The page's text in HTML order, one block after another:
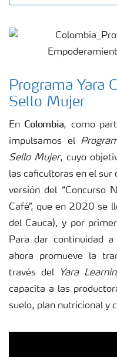
Programa Yara
Sello Mujer
En Colombia, como
impulsamos el
Sello Mujer, cuyo
las caficultoras en el sur
versión del “Concurso
Café”, que en 2020 se
del Cauca), y por
Para dar continuidad
ahora promueve la
través del
Yara
capacita a las
suelo, plan nutricional y